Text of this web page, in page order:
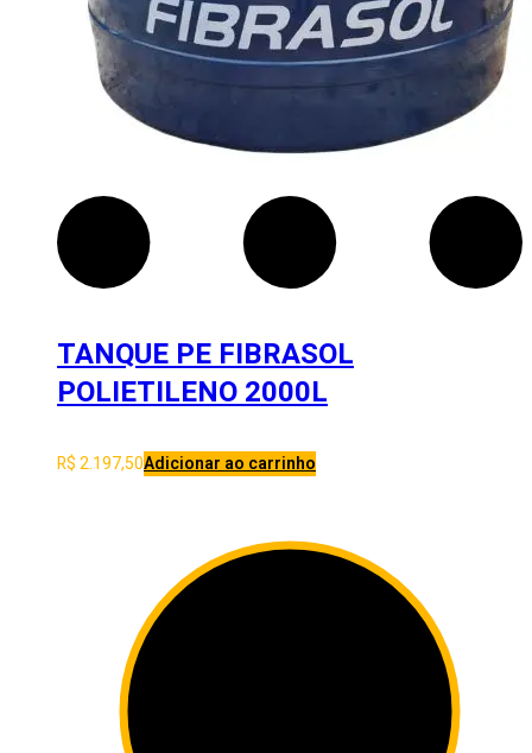
TANQUE PE FIBRASOL
POLIETILENO 2000L
R$2.197,50Adicionar ao carrinho